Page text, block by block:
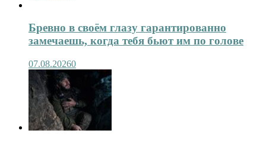
Бревно в своём глазу гарантированно
замечаешь, когда тебя бьют им по голове
07.08.20260